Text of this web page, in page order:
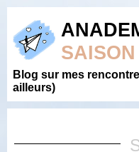
SAISON
Blog sur mes
ailleurs)